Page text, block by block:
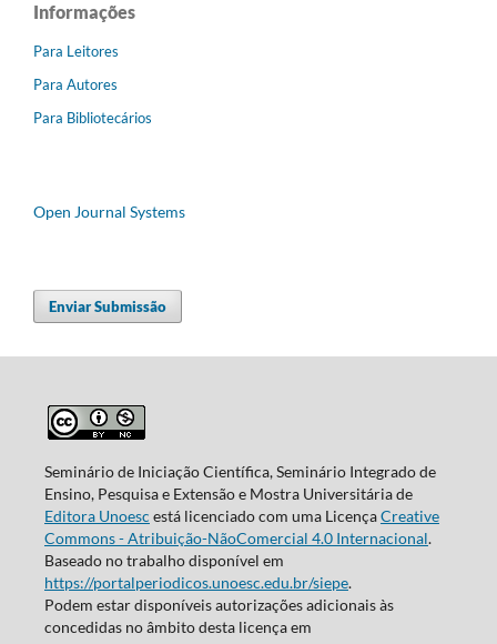
Informações
Para Leitores
Para Autores
Para Bibliotecários
Open Journal Systems
Enviar Submissão
Seminário de Iniciação Científica, Seminário Integrado de
Ensino, Pesquisa e Extensão e Mostra Universitária de
Editora Unoesc está licenciado com uma LicençaCreative
Commons - Atribuição-NãoComercial 4.0 Internacional.
Baseado no trabalho disponível em
https://portalperiodicos.unoesc.edu.br/siepe.
Podem estar disponíveis autorizações adicionais às
concedidas no âmbito desta licença em